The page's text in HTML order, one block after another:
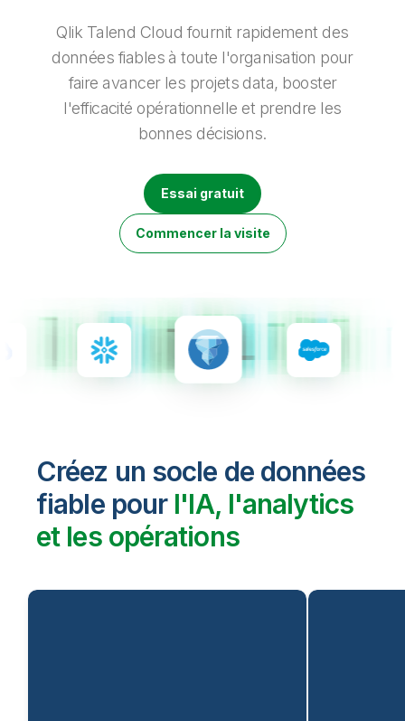
Documentation produits
Nos bureaux dans le monde
Talend
Qlik Talend Cloud fournit rapidement des
données fiables à toute l'organisation pour
faire avancer les projets data, booster
l'efficacité opérationnelle et prendre les
bonnes décisions.
Essai gratuit
Commencer la visite
Créez un socle de données
fiable pour l'IA, l'analytics
et les opérations